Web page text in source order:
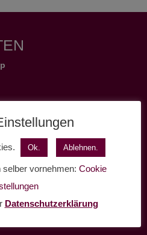
Ok. Ablehnen.
vornehmen: Cookie
Datenschutzerklärung